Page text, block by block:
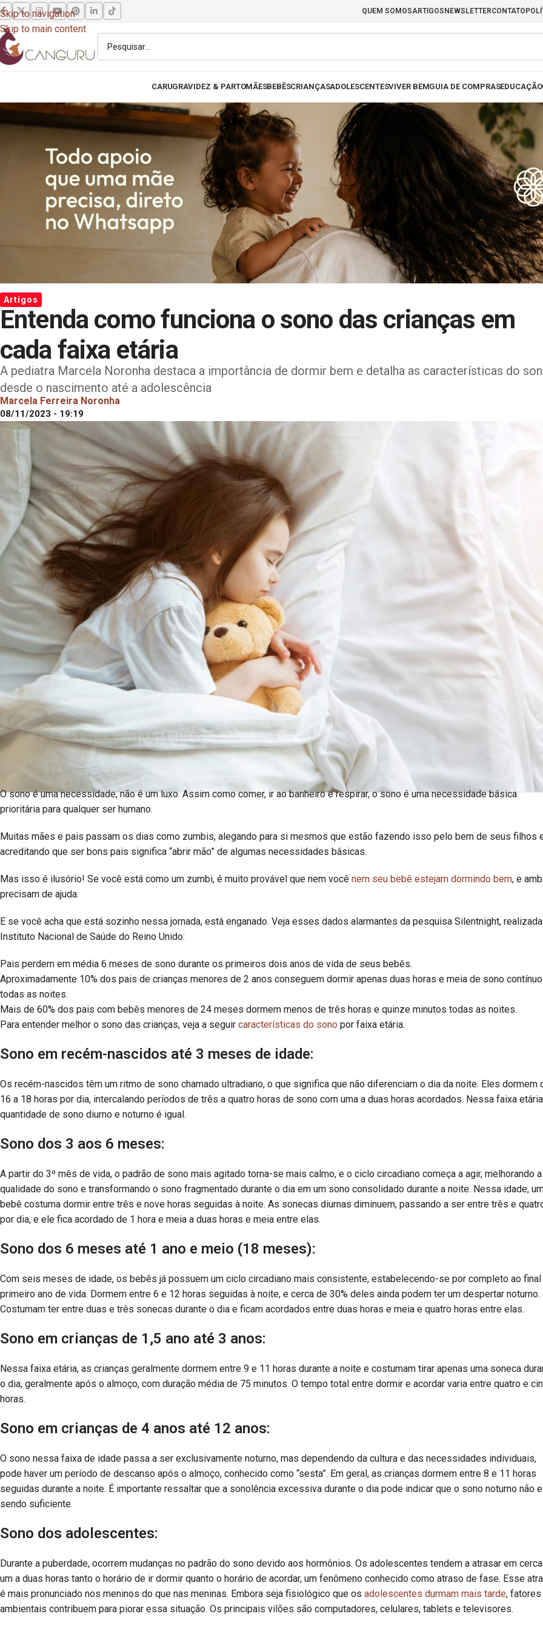
Skip to navigation
Skip to main content
QUEM SOMOSARTIGOS NEWSLETTERCONTATO
CARUGRAVIDEZ & PARTOMÃESBEBÊSCRIANÇASADOLESCENTESVIVER BEMGUIA DE COMPRASEDUCAÇÃO
Artigos
Entenda como funciona o sono das crianças em
cada faixa etária
A pediatra Marcela Noronha destaca a importância de dormir bem e detalha as características do
desde o nascimento até a adolescência
Marcela Ferreira Noronha
08/11/2023 - 19:19
O sono é uma necessidade, não é um luxo. Assim como comer, ir ao banheiro e respirar, o sono é uma necessidade básica
prioritária para qualquer ser humano.
Muitas mães e pais passam os dias como zumbis, alegando para si mesmos que estão fazendo isso pelo bem de seus filhos
acreditando que ser bons pais significa “abrir mão” de algumas necessidades básicas.
Mas isso é ilusório! Se você está como um zumbi, é muito provável que nem você nem seu bebê estejam dormindo bem, e
precisam de ajuda.
E se você acha que está sozinho nessa jornada, está enganado. Veja esses dados alarmantes da pesquisa Silentnight,
Instituto Nacional de Saúde do Reino Unido:
Pais perdem em média 6 meses de sono durante os primeiros dois anos de vida de seus bebês.
Aproximadamente 10% dos pais de crianças menores de 2 anos conseguem dormir apenas duas horas e meia de sono contínuo
todas as noites.
Mais de 60% dos pais com bebês menores de 24 meses dormem menos de três horas e quinze minutos todas as noites.
Para entender melhor o sono das crianças, veja a seguir características do sono por faixa etária.
Sono em recém-nascidos até 3 meses de idade:
Os recém-nascidos têm um ritmo de sono chamado ultradiano, o que significa que não diferenciam o dia da noite. Eles dormem
16 a 18 horas por dia, intercalando períodos de três a quatro horas de sono com uma a duas horas acordados. Nessa faixa
quantidade de sono diurno e noturno é igual.
Sono dos 3 aos 6 meses:
A partir do 3º mês de vida, o padrão de sono mais agitado torna-se mais calmo, e o ciclo circadiano começa a agir, melhorando a
qualidade do sono e transformando o sono fragmentado durante o dia em um sono consolidado durante a noite. Nessa idade,
bebê costuma dormir entre três e nove horas seguidas à noite. As sonecas diurnas diminuem, passando a ser entre três e
por dia, e ele fica acordado de 1 hora e meia a duas horas e meia entre elas.
Sono dos 6 meses até 1 ano e meio (18 meses):
Com seis meses de idade, os bebês já possuem um ciclo circadiano mais consistente, estabelecendo-se por completo ao
primeiro ano de vida. Dormem entre 6 e 12 horas seguidas à noite, e cerca de 30% deles ainda podem ter um despertar noturno.
Costumam ter entre duas e três sonecas durante o dia e ficam acordados entre duas horas e meia e quatro horas entre elas.
Sono em crianças de 1,5 ano até 3 anos:
Nessa faixa etária, as crianças geralmente dormem entre 9 e 11 horas durante a noite e costumam tirar apenas uma soneca
o dia, geralmente após o almoço, com duração média de 75 minutos. O tempo total entre dormir e acordar varia entre quatro e
horas.
Sono em crianças de 4 anos até 12 anos:
O sono nessa faixa de idade passa a ser exclusivamente noturno, mas dependendo da cultura e das necessidades individuais,
pode haver um período de descanso após o almoço, conhecido como “sesta”. Em geral, as crianças dormem entre 8 e 11 horas
seguidas durante a noite. É importante ressaltar que a sonolência excessiva durante o dia pode indicar que o sono noturno não
sendo suficiente.
Sono dos adolescentes:
Durante a puberdade, ocorrem mudanças no padrão do sono devido aos hormônios. Os adolescentes tendem a atrasar em
um a duas horas tanto o horário de ir dormir quanto o horário de acordar, um fenômeno conhecido como atraso de fase. Esse
é mais pronunciado nos meninos do que nas meninas. Embora seja fisiológico que os adolescentes durmam mais tarde, fatores
ambientais contribuem para piorar essa situação. Os principais vilões são computadores, celulares, tablets e televisores.